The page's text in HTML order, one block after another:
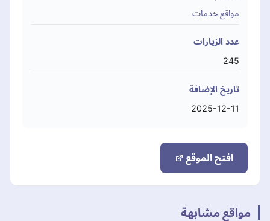
مواقع خدمات
عدد الزيارات
245
تاريخ الإضافة
2025-12-11
افتح الموقع
مواقع مشابهة